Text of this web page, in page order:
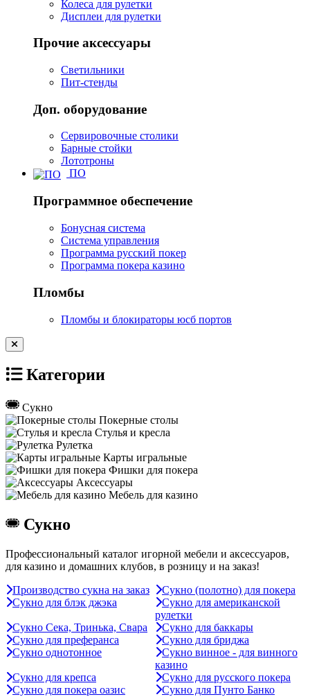
Колеса для рулетки
Дисплеи для рулетки
Прочие аксессуары
Светильники
Пит-стенды
Доп. оборудование
Сервировочные столики
Барные стойки
Лототроны
ПО
Программное обеспечение
Бонусная система
Система управления
Программа русский покер
Программа покера казино
Пломбы
Пломбы и блокираторы юсб портов
Категории
Сукно
Покерные столы
Стулья и кресла
Рулетка
Карты игральные
Фишки для покера
Аксессуары
Мебель для казино
Сукно
Профессиональный каталог игорной мебели и аксессуаров,
для казино и домашних клубов, в розницу и на заказ!
Производство сукна на заказ
Сукно (полотно) для покера
Сукно для блэк джэка
Сукно для американской
рулетки
Сукно Сека, Тринька, Свара
Сукно для баккары
Сукно для преферанса
Сукно для бриджа
Сукно однотонное
Сукно винное - для винного
казино
Сукно для крепса
Сукно для русского покера
Сукно для покера оазис
Сукно для Пунто Банко